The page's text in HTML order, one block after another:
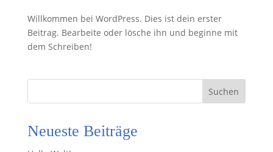
Willkommen bei WordPress. Dies ist dein erster
Beitrag. Bearbeite oder lösche ihn und beginne mit
dem Schreiben!
Suchen
Neueste Beiträge